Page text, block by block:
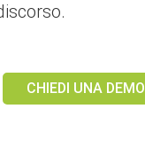
CHIEDI UNA DEMO